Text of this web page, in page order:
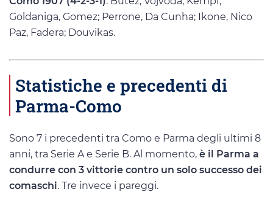
Goldaniga, Gomez; Perrone, Da Cunha; Ikone, Nico
Paz, Fadera; Douvikas.
Statistiche e precedenti di
Parma-Como
Sono 7 i precedenti tra Como e Parma degli ultimi 8
anni, tra Serie A e Serie B. Al momento, è il Parma a
condurre con 3 vittorie contro un solo successo dei
comaschi. Tre invece i pareggi.